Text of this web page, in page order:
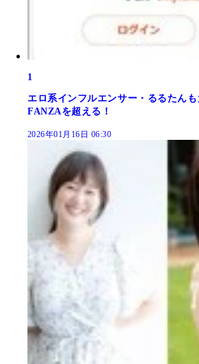
1
エロ系インフルエンサー・るるたん
FANZAを超える！
2026年01月16日 06:30